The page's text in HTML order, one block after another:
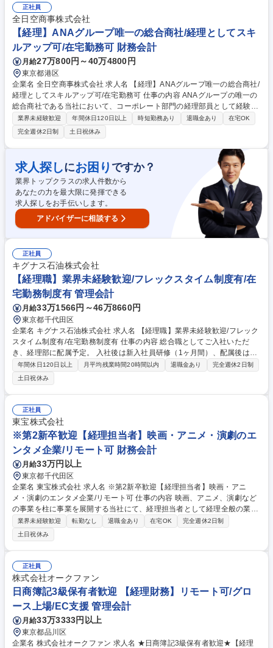
トの運用管理・顧問税理士、監査法人など外部専門家との連携・新規事業
や新たな取引発生時の会計処理整理 ・社内メンバーへのヒアリング、取引
内容の整理 ・各種プロジェクトの予算・会計管理サポート 募集職種 【経
理】財務・経理スタッフ～先端技術の社会連携に係わる～サポート業務
正社員
全日空商事株式会社
【経理】ANAグループ唯一の総合商社/経理としてスキ
ルアップ可/在宅勤務可 財務会計
月給27万800円～40万4800円
東京都港区
企業名 全日空商事株式会社 求人名 【経理】ANAグループ唯一の総合商社/
経理としてスキルアップ可/在宅勤務可 仕事の内容 ANAグループの唯一の
総合商社である当社において、コーポレート部門の経理部員として経験に
応じて財務・会計・決算業務のいずれかをお任せいたします。 【業務詳
細】■財務業務:出納業務、決算業務（一部）、デリバティブ取引等 ■与信
業務:国内外の取引先の与信管理■管理会計業務:部門、グループ会社の予実
績管理（一部）※業務については経験に応じてお任せいたしますのですべ
てのご経験がなくとも問題ございません。連結決算処理、財務諸表の作
成、税務業務、監査業務、管理会計に関わる業務については希望や経験に
応じて将来チャレンジする事が可能です。 募集職種 【経理】ANAグルー
プ唯一の総合商社/経理としてスキルアップ可/在宅勤務可
業界未経験歓迎 年間休日120日以上 時短勤務あり 退職金あり
在宅OK
完全週休2日制
土日祝休み
求人探しにお困り ですか？
業界トップクラスの求人件数から
あなたの力を最大限に発揮できる
求人探しをお手伝いします。
アドバイザーに相談する
正社員
キグナス石油株式会社
【経理職】業界未経験歓迎/フレックスタイム制度有/在
宅勤務制度有 管理会計
月給33万1566円～46万8660円
東京都千代田区
企業名 キグナス石油株式会社 求人名 【経理職】業界未経験歓迎/フレック
スタイム制度有/在宅勤務制度有 仕事の内容 総合職としてご入社いただ
き、経理部に配属予定。 入社後は新入社員研修（1ヶ月間）、配属後はOJ
Tや外部研修にて、無理なくスキルを身に付けていただける環境です。 当
社の経理職業務全般をお任せします。 ■日次・月次経理業務全般 ■仕訳入
力および帳簿管理 ■請求書処理、売掛金・買掛金管理 ■月次・年次決算業
務 ■税務対応および各種資料作成 ■予算管理 募集職種 【経理職】業界未経
験歓迎/フレックスタイム制度有/在宅勤務制度有
年間休日120日以上 月平均残業時間20時間以内 退職金あり
完全週休2日制
土日祝休み
正社員
東宝株式会社
※第2新卒歓迎【経理担当者】映画・アニメ・演劇のエ
ンタメ企業/リモート可 財務会計
月給33万円以上
東京都千代田区
企業名 東宝株式会社 求人名 ※第2新卒歓迎【経理担当者】映画・アニ
メ・演劇のエンタメ企業/リモート可 仕事の内容 映画、アニメ、演劇など
の事業を柱に事業を展開する当社にて、経理担当者として経理全般の業務
をお任せします。 【具体的には】 ・各本部の損益計算および分析業務、
支払手続、経費精算システムにかかる業務 ・経営情報管理システムの帳簿
利用にかかる統括業務 ・決算業務や開示請求業務 等 募集職種 ※第2新卒
歓迎【経理担当者】映画・アニメ・演劇のエンタメ企業/リモート可
業界未経験歓迎 転勤なし 退職金あり 在宅OK
完全週休2日制
土日祝休み
正社員
株式会社オークファン
日商簿記3級保有者歓迎 【経理財務】リモート可/グロ
ース上場/EC支援 管理会計
月給33万3333円以上
東京都品川区
企業名 株式会社オークファン 求人名 ★日商簿記3級保有者歓迎★【経理